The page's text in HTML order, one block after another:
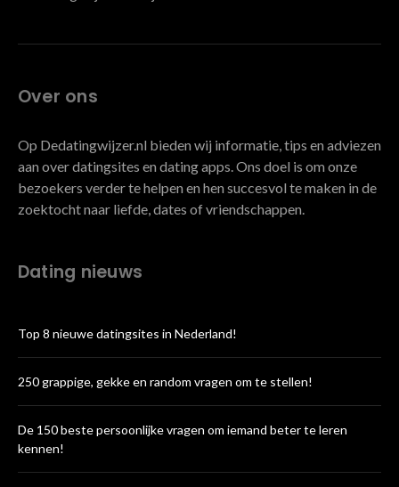
Over ons
Op Dedatingwijzer.nl bieden wij informatie, tips en adviezen
aan over datingsites en dating apps. Ons doel is om onze
bezoekers verder te helpen en hen succesvol te maken in de
zoektocht naar liefde, dates of vriendschappen.
Dating nieuws
Top 8 nieuwe datingsites in Nederland!
250 grappige, gekke en random vragen om te stellen!
De 150 beste persoonlijke vragen om iemand beter te leren
kennen!